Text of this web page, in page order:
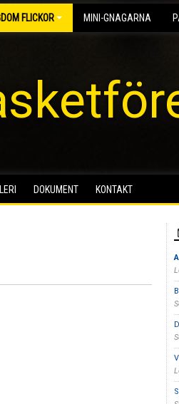
FLICKOR MINI-GNAGARNA
DOKUMENT KONTAKT